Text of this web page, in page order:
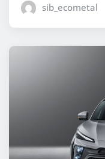
sib_ecometal